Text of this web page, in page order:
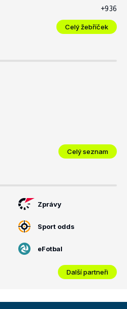
+936
Celý žebříček
Celý seznam
Zprávy
Sport odds
eFotbal
Další partneři